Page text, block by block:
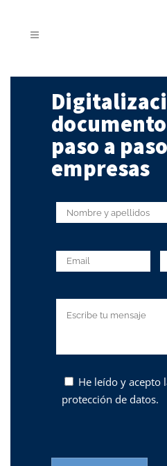
paso a
empresas
He leído y acepto
protección de datos.